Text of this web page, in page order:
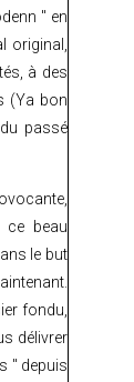
" en
original,
à des
(Ya bon
passé
beau
le but
fondu,
délivrer
" depuis